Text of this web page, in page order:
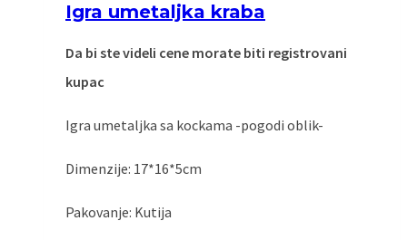
Igra umetaljka kraba
Da bi ste videli cene morate biti registrovani
kupac
Igra umetaljka sa kockama -pogodi oblik-
Dimenzije: 17*16*5cm
Pakovanje: Kutija